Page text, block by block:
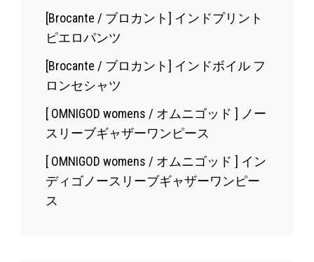
[Brocante / ブロカント] インドプリント
ピエロパンツ
[Brocante / ブロカント] インドボイル フ
ロンセシャツ
[ OMNIGOD womens / オムニゴッド ] ノー
スリーブギャザーワンピース
[ OMNIGOD womens / オムニゴッド ] イン
ディゴノースリーブギャザーワンピー
ス